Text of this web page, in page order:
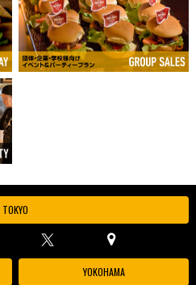
TOKYO
YOKOHAMA